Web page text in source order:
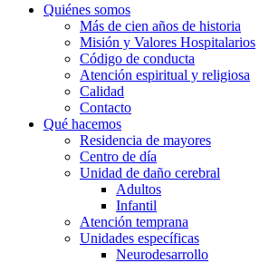
Quiénes somos
Más de cien años de historia
Misión y Valores Hospitalarios
Código de conducta
Atención espiritual y religiosa
Calidad
Contacto
Qué hacemos
Residencia de mayores
Centro de día
Unidad de daño cerebral
Adultos
Infantil
Atención temprana
Unidades específicas
Neurodesarrollo